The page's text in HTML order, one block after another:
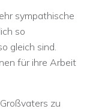
sympathische
so
gleich sind.
für ihre Arbeit
zu